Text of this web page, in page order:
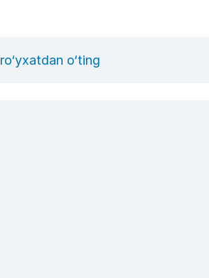
ro‘yxatdan o‘ting